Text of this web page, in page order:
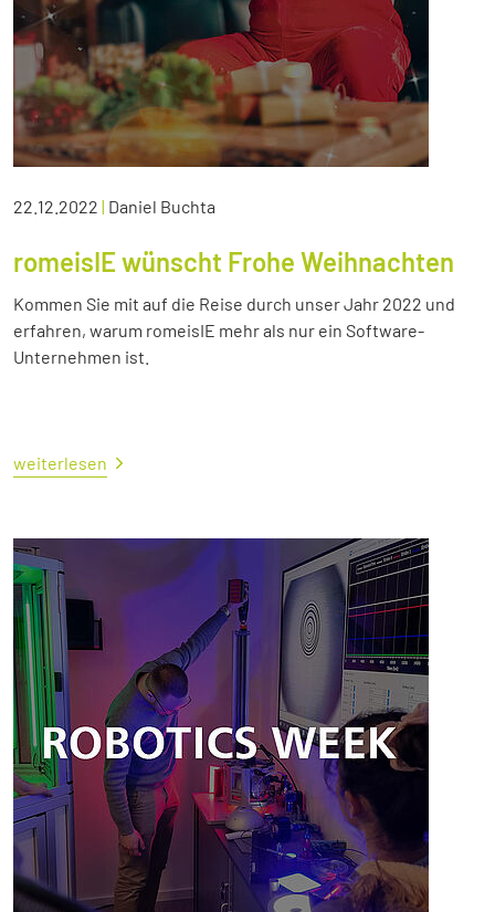
22.12.2022 | Daniel Buchta
romeisIE wünscht Frohe Weihnachten
Kommen Sie mit auf die Reise durch unser Jahr 2022 und
erfahren, warum romeisIE mehr als nur ein Software-
Unternehmen ist.
weiterlesen